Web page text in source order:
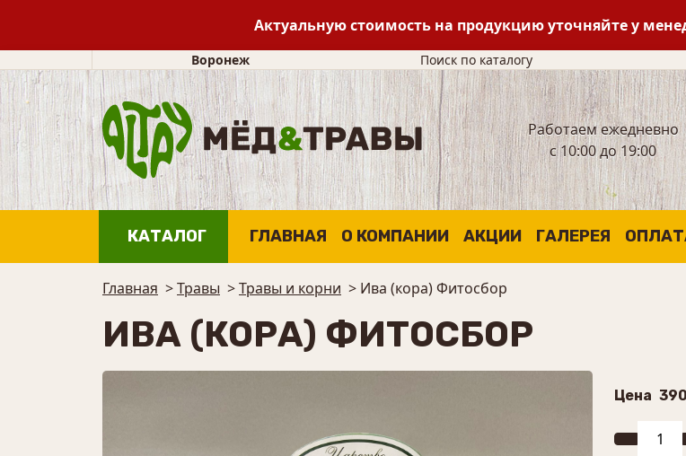
Актуальную стоимость на продукцию уточняйте у
Воронеж Поиск по каталогу
Работаем ежедневно
с 10:00 до 19:00
КАТАЛОГ ГЛАВНАЯ О КОМПАНИИ АКЦИИ ГАЛЕРЕЯ
Главная >Травы >Травы и корни > Ива (кора) Фитосбор
ИВА (КОРА) ФИТОСБОР
Цена